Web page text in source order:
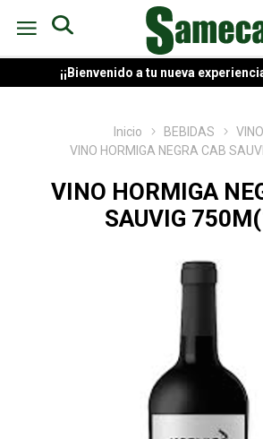
¡¡Bienvenido a tu nueva
Inicio BEBIDAS
VINO HORMIGA NEGRA CAB
VINO HORMIGA
SAUVIG